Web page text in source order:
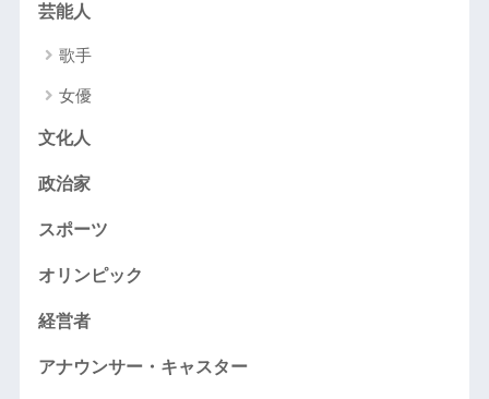
芸能人
歌手
女優
文化人
政治家
スポーツ
オリンピック
経営者
アナウンサー・キャスター